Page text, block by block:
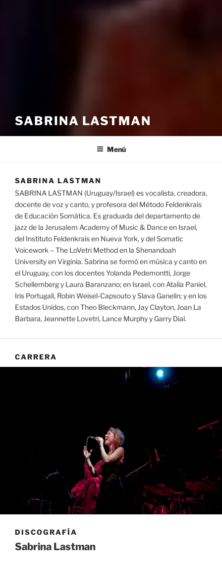
SABRINA LASTMAN
Menú
SABRINA LASTMAN
SABRINA LASTMAN (Uruguay/Israel) es vocalista, creadora,
docente de voz y canto, y profesora del Método Feldenkrais
de Educación Somática. Es graduada del departamento de
jazz de la Jerusalem Academy of Music & Dance en Israel,
del Instituto Feldenkrais en Nueva York, y del Somatic
Voicework – The LoVetri Method en la Shenandoah
University en Virginia. Sabrina se formó en música y canto en
el Uruguay, con los docentes Yolanda Pedemontti, Jorge
Schellemberg y Laura Baranzano; en Israel, con Atalia Paniel,
Iris Portugali, Robin Weisel-Capsouto y Slava Ganelin; y en los
Estados Unidos, con Theo Bleckmann, Jay Clayton, Joan La
Barbara, Jeannette Lovetri, Lance Murphy y Garry Dial.
CARRERA
DISCOGRAFÍA
Sabrina Lastman